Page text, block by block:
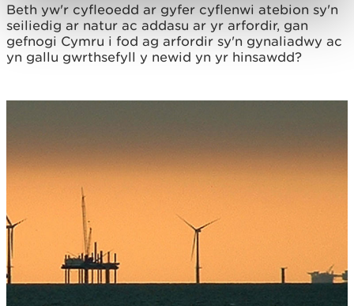
Beth yw'r cyfleoedd ar gyfer cyflenwi atebion sy'n
seiliedig ar natur ac addasu ar yr arfordir, gan
gefnogi Cymru i fod ag arfordir sy'n gynaliadwy ac
yn gallu gwrthsefyll y newid yn yr hinsawdd?